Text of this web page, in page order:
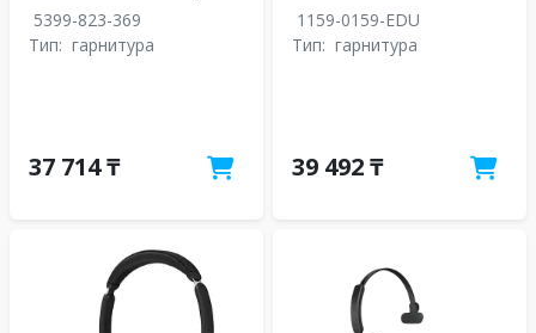
5399-823-369
Тип: гарнитура
37 714 ₸
1159-0159-EDU
Тип: гарнитура
39 492 ₸